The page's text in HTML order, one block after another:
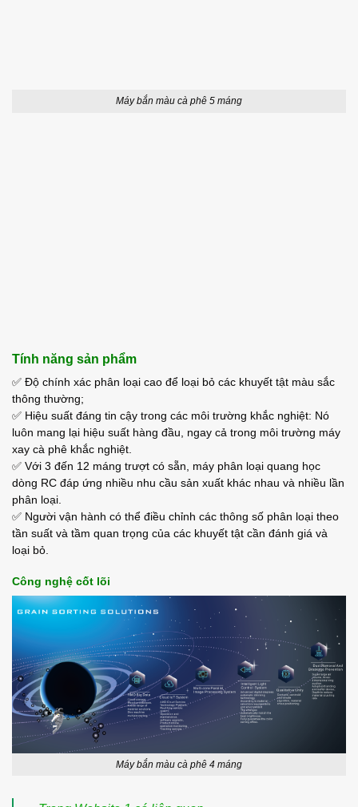
Máy bắn màu cà phê 5 máng
Tính năng sản phẩm
✅ Độ chính xác phân loại cao để loại bỏ các khuyết tật màu sắc
thông thường;
✅ Hiệu suất đáng tin cậy trong các môi trường khắc nghiệt: Nó
luôn mang lại hiệu suất hàng đầu, ngay cả trong môi trường máy
xay cà phê khắc nghiệt.
✅ Với 3 đến 12 máng trượt có sẵn, máy phân loại quang học
dòng RC đáp ứng nhiều nhu cầu sản xuất khác nhau và nhiều lần
phân loại.
✅ Người vận hành có thể điều chỉnh các thông số phân loại theo
tần suất và tầm quan trọng của các khuyết tật cần đánh giá và
loại bỏ.
Công nghệ cốt lõi
Máy bắn màu cà phê 4 máng